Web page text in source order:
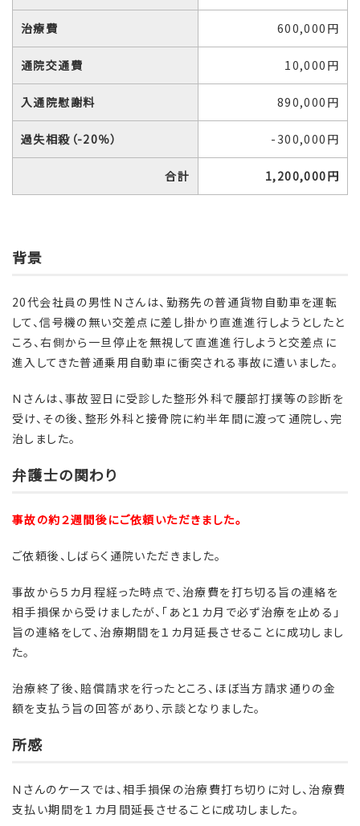
治療費 600,000円
通院交通費 10,000円
入通院慰謝料 890,000円
過失相殺（-20％） -300,000円
合計 1,200,000円
背景
20代会社員の男性Ｎさんは、勤務先の普通貨物自動車を運転
して、信号機の無い交差点に差し掛かり直進進行しようとしたと
ころ、右側から一旦停止を無視して直進進行しようと交差点に
進入してきた普通乗用自動車に衝突される事故に遭いました。
Ｎさんは、事故翌日に受診した整形外科で腰部打撲等の診断を
受け、その後、整形外科と接骨院に約半年間に渡って通院し、完
治しました。
弁護士の関わり
事故の約２週間後にご依頼いただきました。
ご依頼後、しばらく通院いただきました。
事故から５カ月程経った時点で、治療費を打ち切る旨の連絡を
相手損保から受けましたが、「あと１カ月で必ず治療を止める」
旨の連絡をして、治療期間を１カ月延長させることに成功しまし
た。
治療終了後、賠償請求を行ったところ、ほぼ当方請求通りの金
額を支払う旨の回答があり、示談となりました。
所感
Ｎさんのケースでは、相手損保の治療費打ち切りに対し、治療費
支払い期間を１カ月間延長させることに成功しました。